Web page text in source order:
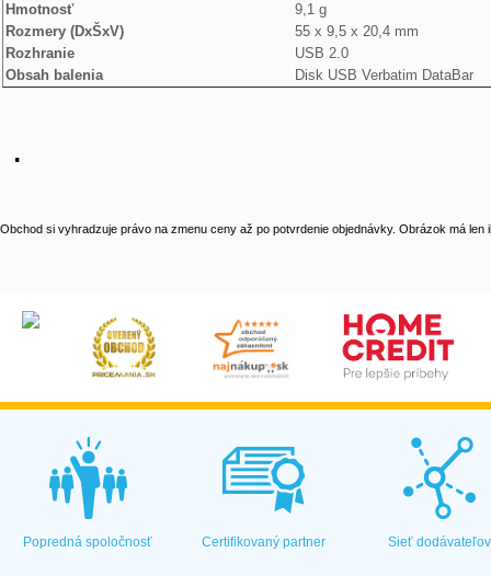
Hmotnosť
9,1 g
Rozmery (DxŠxV)
55 x 9,5 x 20,4 mm
Rozhranie
USB 2.0
Obsah balenia
Disk USB Verbatim DataBar
.
Obchod si vyhradzuje právo na zmenu ceny až po potvrdenie objednávky. Obrázok má len
Popredná spoločnosť Certifikovaný partner Sieť dodávateľov